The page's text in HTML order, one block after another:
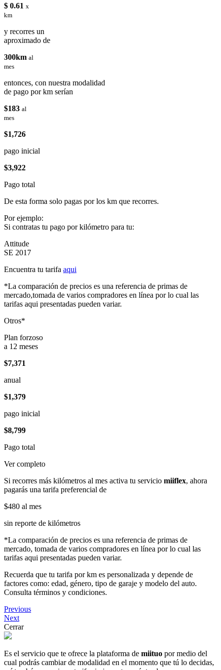
$ 0.61 x
km
y recorres un
aproximado de
300km al
mes
entonces, con nuestra modalidad
de pago por km serían
$183 al
mes
$1,726
pago inicial
$3,922
Pago total
De esta forma solo pagas por los km que recorres.
Por ejemplo:
Si contratas tu pago por kilómetro para tu:
Attitude
SE 2017
Encuentra tu tarifa aqui
*La comparación de precios es una referencia de primas de
mercado,tomada de varios compradores en línea por lo cual las
tarifas aqui presentadas pueden variar.
Otros*
Plan forzoso
a 12 meses
$7,371
anual
$1,379
pago inicial
$8,799
Pago total
Ver completo
Si recorres más kilómetros al mes activa tu servicio miiflex, ahora
pagarás una tarifa preferencial de
$480 al mes
sin reporte de kilómetros
*La comparación de precios es una referencia de primas de
mercado, tomada de varios compradores en línea por lo cual las
tarifas aqui presentadas pueden variar.
Recuerda que tu tarifa por km es personalizada y depende de
factores como: edad, género, tipo de garaje y modelo del auto.
Consulta términos y condiciones.
Previous
Next
Cerrar
Es el servicio que te ofrece la plataforma de miituo por medio del
cual podrás cambiar de modalidad en el momento que tú lo decidas,